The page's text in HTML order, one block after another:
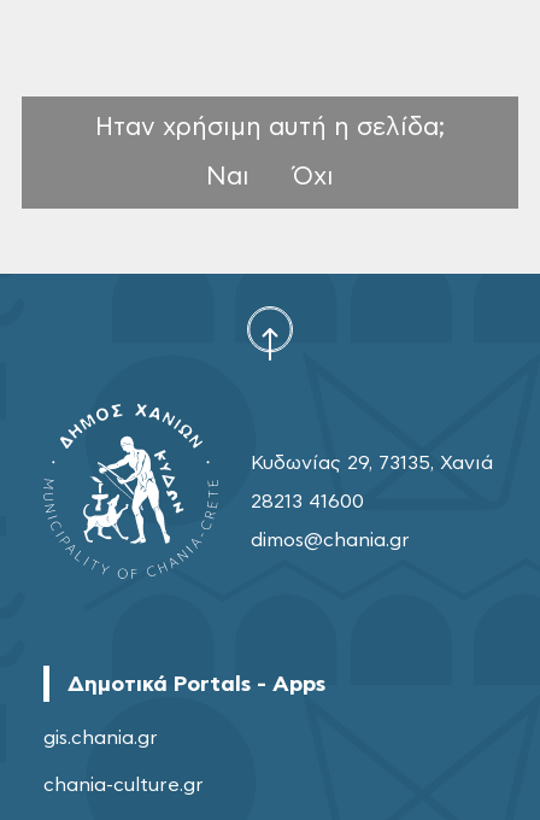
Ηταν χρήσιμη αυτή η σελίδα;
Ναι
Όχι
Κυδωνίας 29, 73135, Χανιά
28213 41600
dimos@chania.gr
Δημοτικά Portals - Apps
gis.chania.gr
chania-culture.gr